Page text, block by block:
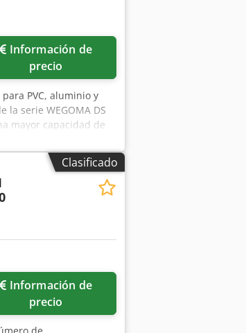
precio
PVC, aluminio y
serie WEGOMA DS
mayor capacidad de
sujeta a
con hojas de sierra de
de serie • Avance de
a la torsión • Rango
y placa soporte
en todas las
(IP65)
Clasificado
precio
de